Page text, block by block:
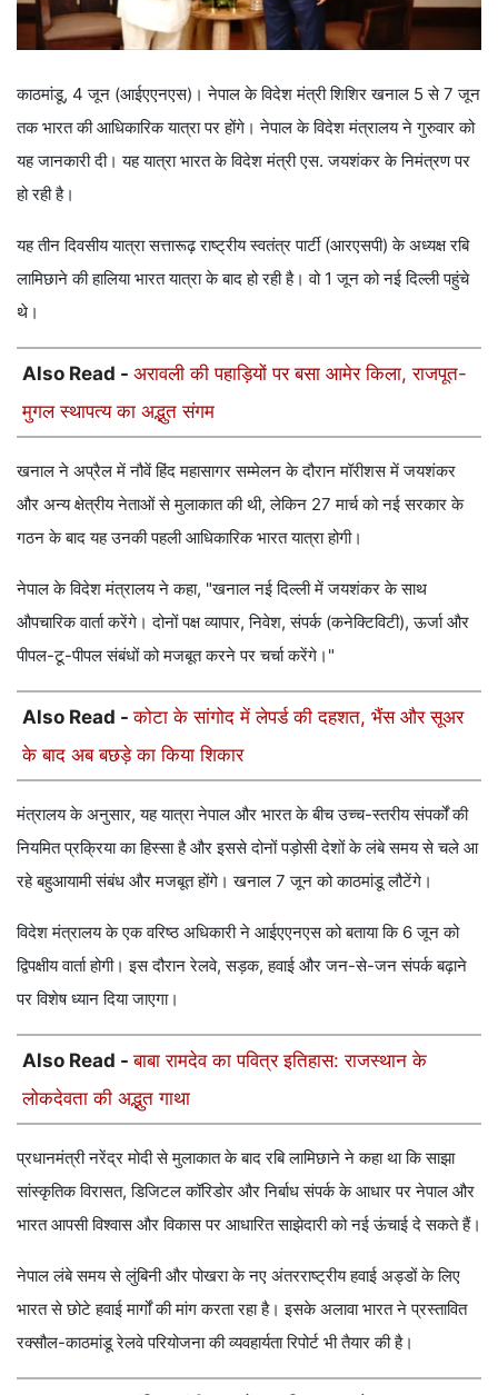
काठमांडू, 4 जून (आईएएनएस)। नेपाल के विदेश मंत्री शिशिर खनाल 5 से 7 जून
तक भारत की आधिकारिक यात्रा पर होंगे। नेपाल के विदेश मंत्रालय ने गुरुवार को
यह जानकारी दी। यह यात्रा भारत के विदेश मंत्री एस. जयशंकर के निमंत्रण पर
हो रही है।
यह तीन दिवसीय यात्रा सत्तारूढ़ राष्ट्रीय स्वतंत्र पार्टी (आरएसपी) के अध्यक्ष रबि
लामिछाने की हालिया भारत यात्रा के बाद हो रही है। वो 1 जून को नई दिल्ली पहुंचे
थे।
Also Read - अरावली की पहाड़ियों पर बसा आमेर किला, राजपूत-
मुगल स्थापत्य का अद्भुत संगम
खनाल ने अप्रैल में नौवें हिंद महासागर सम्मेलन के दौरान मॉरीशस में जयशंकर
और अन्य क्षेत्रीय नेताओं से मुलाकात की थी, लेकिन 27 मार्च को नई सरकार के
गठन के बाद यह उनकी पहली आधिकारिक भारत यात्रा होगी।
नेपाल के विदेश मंत्रालय ने कहा, "खनाल नई दिल्ली में जयशंकर के साथ
औपचारिक वार्ता करेंगे। दोनों पक्ष व्यापार, निवेश, संपर्क (कनेक्टिविटी), ऊर्जा और
पीपल-टू-पीपल संबंधों को मजबूत करने पर चर्चा करेंगे।"
Also Read -कोटा के सांगोद में लेपर्ड की दहशत, भैंस और सूअर
के बाद अब बछड़े का किया शिकार
मंत्रालय के अनुसार, यह यात्रा नेपाल और भारत के बीच उच्च-स्तरीय संपर्कों की
नियमित प्रक्रिया का हिस्सा है और इससे दोनों पड़ोसी देशों के लंबे समय से चले आ
रहे बहुआयामी संबंध और मजबूत होंगे। खनाल 7 जून को काठमांडू लौटेंगे।
विदेश मंत्रालय के एक वरिष्ठ अधिकारी ने आईएएनएस को बताया कि 6 जून को
द्विपक्षीय वार्ता होगी। इस दौरान रेलवे, सड़क, हवाई और जन-से-जन संपर्क बढ़ाने
पर विशेष ध्यान दिया जाएगा।
Also Read -बाबा रामदेव का पवित्र इतिहास: राजस्थान के
लोकदेवता की अद्भुत गाथा
प्रधानमंत्री नरेंद्र मोदी से मुलाकात के बाद रबि लामिछाने ने कहा था कि साझा
सांस्कृतिक विरासत, डिजिटल कॉरिडोर और निर्बाध संपर्क के आधार पर नेपाल और
भारत आपसी विश्वास और विकास पर आधारित साझेदारी को नई ऊंचाई दे सकते हैं।
नेपाल लंबे समय से लुंबिनी और पोखरा के नए अंतरराष्ट्रीय हवाई अड्डों के लिए
भारत से छोटे हवाई मार्गों की मांग करता रहा है। इसके अलावा भारत ने प्रस्तावित
रक्सौल-काठमांडू रेलवे परियोजना की व्यवहार्यता रिपोर्ट भी तैयार की है।